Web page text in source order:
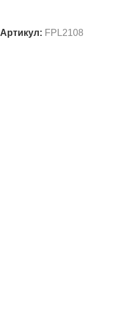
Артикул: FPL2108